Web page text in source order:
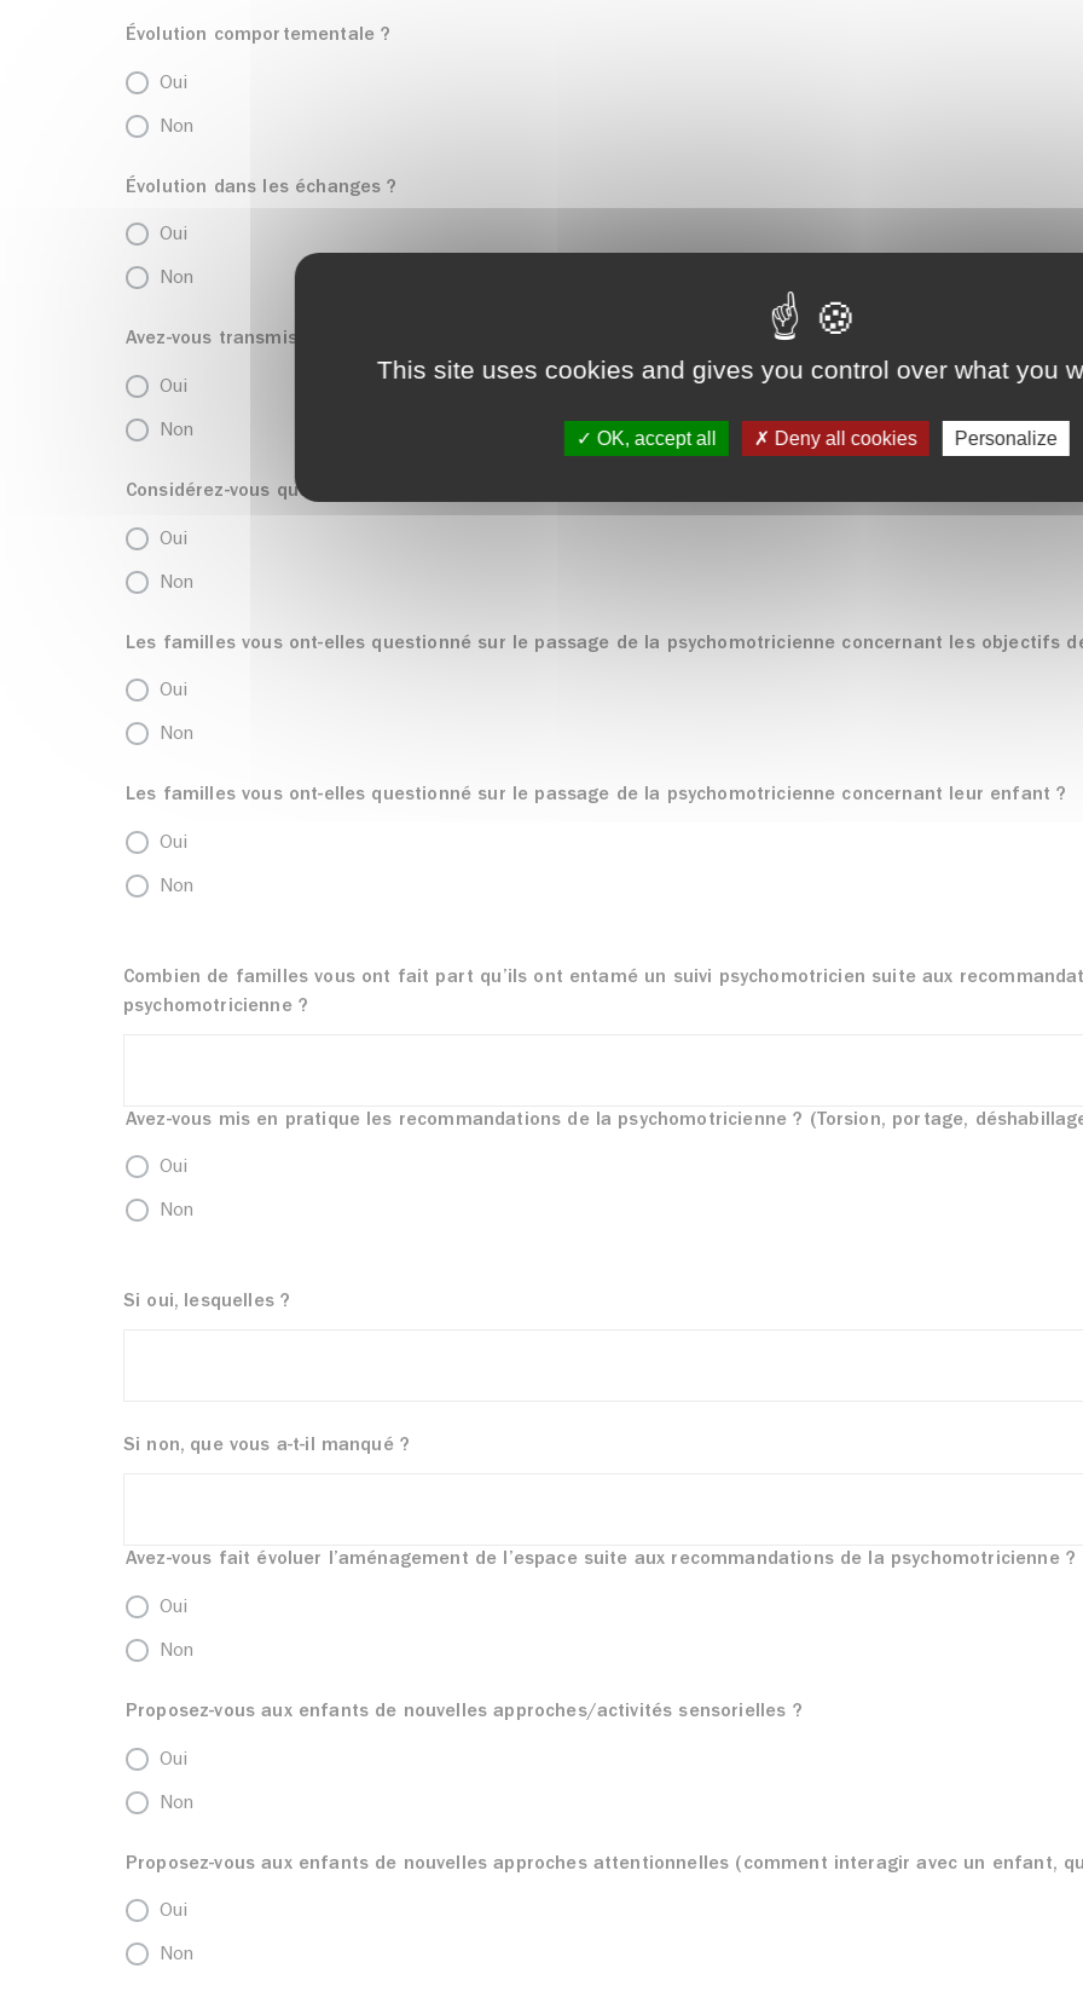
This site uses cookies and gives you control over what you
OK, accept all Deny all cookies Personalize
Évolution comportementale ?
Oui
Non
Évolution dans les échanges ?
Oui
Non
Avez-vous transmis ou non les recommandations de la psychomotricienne aux familles ?
Oui
Non
Considérez-vous que ce soit votre rôle ?
Oui
Non
Les familles vous ont-elles questionné sur le passage de la psychomotricienne concernant les objectifs
Oui
Non
Les familles vous ont-elles questionné sur le passage de la psychomotricienne concernant leur enfant ?
Oui
Non
Combien de familles vous ont fait part qu’ils ont entamé un suivi psychomotricien suite aux
psychomotricienne ?
Avez-vous mis en pratique les recommandations de la psychomotricienne ? (Torsion, portage,
Oui
Non
Si oui, lesquelles ?
Si non, que vous a-t-il manqué ?
Avez-vous fait évoluer l’aménagement de l’espace suite aux recommandations de la psychomotricienne ?
Oui
Non
Proposez-vous aux enfants de nouvelles approches/activités sensorielles ?
Oui
Non
Proposez-vous aux enfants de nouvelles approches attentionnelles (comment interagir avec un enfant,
Oui
Non